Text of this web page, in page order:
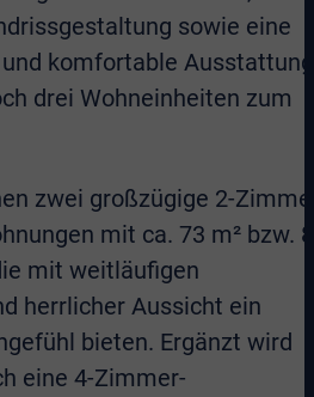
sowie eine
komfortable
drei Wohneinheiten zum
zwei großzügige 2-
mit ca. 73 m² bzw.
mit weitläufigen
herrlicher Aussicht ein
bieten. Ergänzt wird
eine 4-Zimmer-